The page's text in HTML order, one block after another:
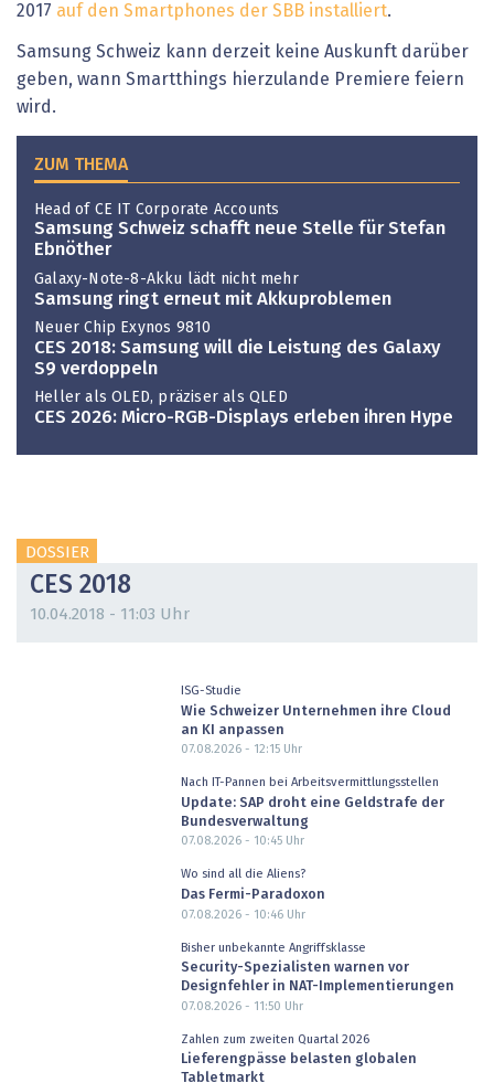
2017 auf den Smartphones der SBB installiert.
Samsung Schweiz kann derzeit keine Auskunft darüber
geben, wann Smartthings hierzulande Premiere feiern
wird.
ZUM THEMA
Head of CE IT Corporate Accounts
Samsung Schweiz schafft neue Stelle für Stefan
Ebnöther
Galaxy-Note-8-Akku lädt nicht mehr
Samsung ringt erneut mit Akkuproblemen
Neuer Chip Exynos 9810
CES 2018: Samsung will die Leistung des Galaxy
S9 verdoppeln
Heller als OLED, präziser als QLED
CES 2026: Micro-RGB-Displays erleben ihren Hype
DOSSIER
CES 2018
10.04.2018 - 11:03 Uhr
ISG-Studie
Wie Schweizer Unternehmen ihre Cloud
an KI anpassen
07.08.2026 - 12:15Uhr
Nach IT-Pannen bei Arbeitsvermittlungsstellen
Update: SAP droht eine Geldstrafe der
Bundesverwaltung
07.08.2026 - 10:45Uhr
Wo sind all die Aliens?
Das Fermi-Paradoxon
07.08.2026 - 10:46Uhr
Bisher unbekannte Angriffsklasse
Security-Spezialisten warnen vor
Designfehler in NAT-Implementierungen
07.08.2026 - 11:50 Uhr
Zahlen zum zweiten Quartal 2026
Lieferengpässe belasten globalen
Tabletmarkt